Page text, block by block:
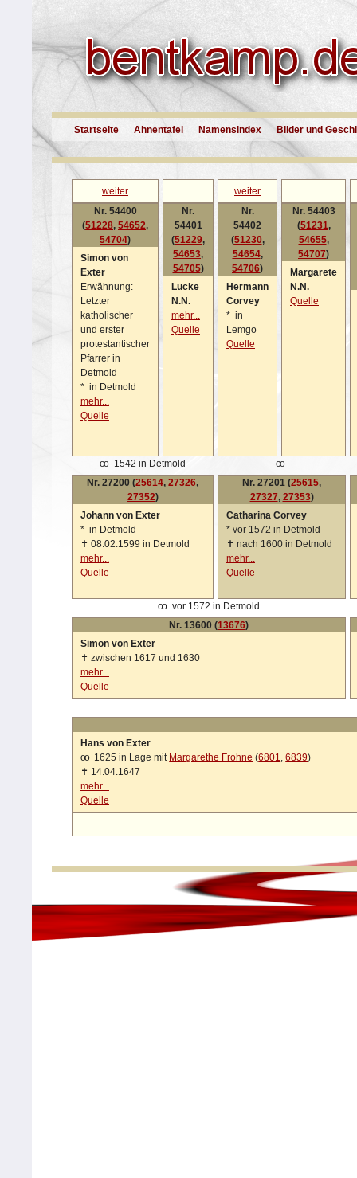
Startseite Ahnentafel Namensindex Bilder und
weiter
weiter
Nr. 54400
(51228, 54652,
54704)
Simon von
Exter
Erwähnung:
Letzter
katholischer
und erster
protestantischer
Pfarrer in
Detmold
* in Detmold
mehr...
Quelle
Nr.
54401
(51229,
54653,
54705)
Lucke
N.N.
mehr...
Quelle
Nr.
54402
(51230,
54654,
54706)
Hermann
Corvey
* in
Lemgo
Quelle
Nr. 54403
(51231,
54655,
54707)
Margarete
N.N.
Quelle
oo 1542 in Detmold
oo
Nr. 27200 (25614, 27326,
27352)
Johann von Exter
* in Detmold
✝ 08.02.1599 in Detmold
mehr...
Quelle
Nr. 27201 (25615,
27327, 27353)
Catharina Corvey
* vor 1572 in Detmold
✝ nach 1600 in Detmold
mehr...
Quelle
oo
vor 1572 in Detmold
Nr. 13600 (13676)
Simon von Exter
✝ zwischen 1617 und 1630
mehr...
Quelle
Hans von Exter
oo
1625 in Lage mit Margarethe Frohne (6801,6839)
✝ 14.04.1647
mehr...
Quelle